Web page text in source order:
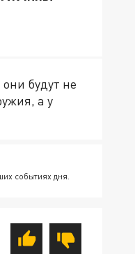
будут не
а у
событиях дня.